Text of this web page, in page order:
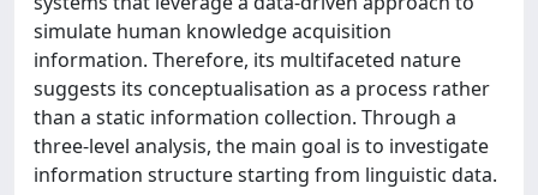
simulate human knowledge acquisition
information. Therefore, its multifaceted nature
suggests its conceptualisation as a process rather
than a static information collection. Through a
three-level analysis, the main goal is to investigate
information structure starting from linguistic data.